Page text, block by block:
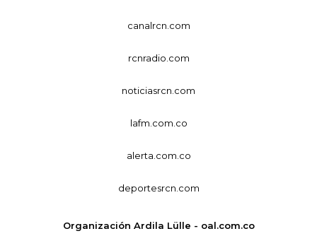
canalrcn.com
rcnradio.com
noticiasrcn.com
lafm.com.co
alerta.com.co
deportesrcn.com
Organización Ardila Lülle - oal.com.co